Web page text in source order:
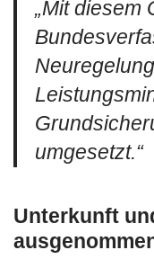
„Mit diesem
umgesetzt.“
Unterkunft